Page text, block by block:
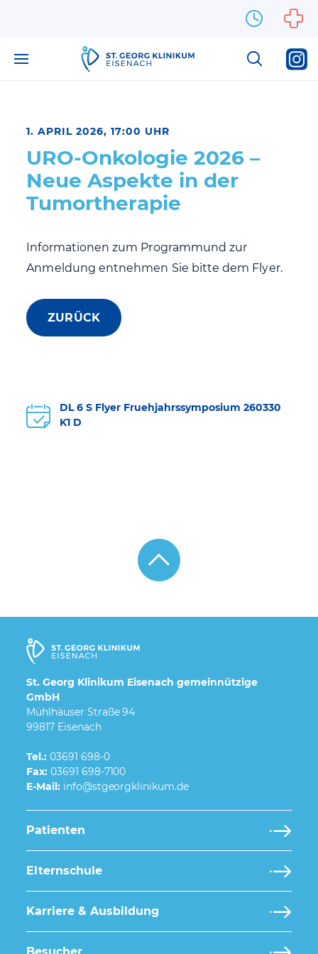
1. APRIL 2026, 17:00 UHR
URO-Onkologie 2026 –
Neue Aspekte in der
Tumortherapie
Informationen zum Programmund zur
Anmeldung entnehmen Sie bitte dem Flyer.
ZURÜCK
DL 6 S Flyer Fruehjahrssymposium 260330
K1 D
St. Georg Klinikum Eisenach gemeinnützige
GmbH
Mühlhäuser Straße 94
99817 Eisenach
Tel.: 03691 698-0
Fax: 03691 698-7100
E-Mail:
Patienten
Elternschule
Karriere & Ausbildung